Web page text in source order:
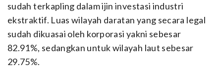
sudah terkapling dalam ijin investasi industri
ekstraktif. Luas wilayah daratan yang secara legal
sudah dikuasai oleh korporasi yakni sebesar
82.91%, sedangkan untuk wilayah laut sebesar
29.75%.